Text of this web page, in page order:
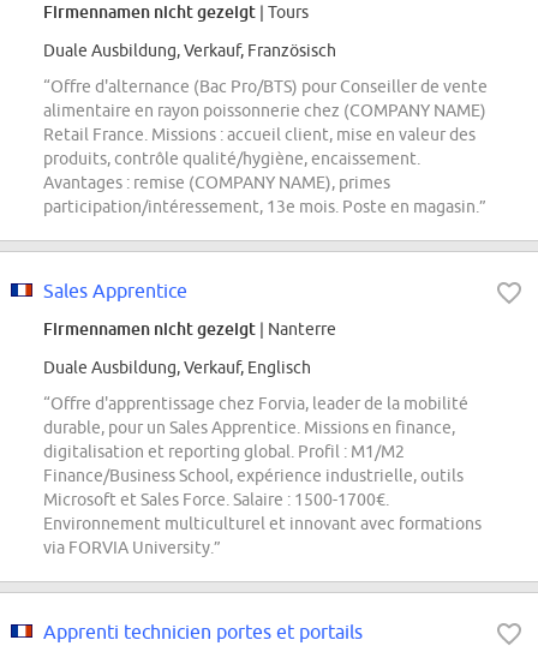
Firmennamen nicht gezeigt | Tours
Duale Ausbildung, Verkauf, Französisch
“Offre d'alternance (Bac Pro/BTS) pour Conseiller de vente
alimentaire en rayon poissonnerie chez (COMPANY NAME)
Retail France. Missions : accueil client, mise en valeur des
produits, contrôle qualité/hygiène, encaissement.
Avantages : remise (COMPANY NAME), primes
participation/intéressement, 13e mois. Poste en magasin.”
Sales Apprentice
Firmennamen nicht gezeigt | Nanterre
Duale Ausbildung, Verkauf, Englisch
“Offre d'apprentissage chez Forvia, leader de la mobilité
durable, pour un Sales Apprentice. Missions en finance,
digitalisation et reporting global. Profil : M1/M2
Finance/Business School, expérience industrielle, outils
Microsoft et Sales Force. Salaire : 1500-1700€.
Environnement multiculturel et innovant avec formations
via FORVIA University.”
Apprenti technicien portes et portails